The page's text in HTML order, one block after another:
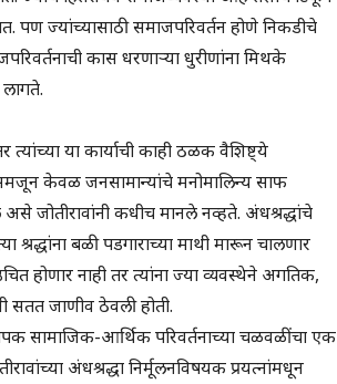
पण ज्यांच्यासाठी समाजपरिवर्तन होणे निकडीचे
कास धरणाऱ्या धुरीणांना मिथके
त्यांच्या या कार्याची काही ठळक वैशिष्ट्ये
केवळ जनसामान्यांचे मनोमालिन्य साफ
जोतीरावांनी कधीच मानले नव्हते. अंधश्रद्धांचे
बळी पडगाराच्या माथी मारून चालणार
होणार नाही तर त्यांना ज्या व्यवस्थेने अगतिक,
सतत जाणीव ठेवली होती.
सामाजिक-आर्थिक परिवर्तनाच्या चळवळींचा एक
अंधश्रद्धा निर्मूलनविषयक प्रयत्नांमधून